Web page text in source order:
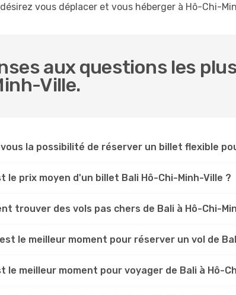
vous déplacer et vous héberger à Hô-Chi-
aux questions les
Ville.
la possibilité de réserver un billet flexible
le prix moyen d'un billet Bali Hô-Chi-Minh-Ville ?
trouver des vols pas chers de Bali à Hô-Chi-
le meilleur moment pour réserver un vol de
le meilleur moment pour voyager de Bali à Hô-